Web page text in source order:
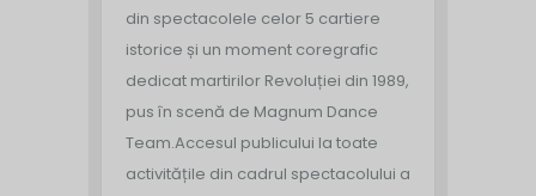
din spectacolele celor 5 cartiere
istorice și un moment coregrafic
dedicat martirilor Revoluției din 1989,
pus în scenă de Magnum Dance
Team.Accesul publicului la toate
activitățile din cadrul spectacolului a